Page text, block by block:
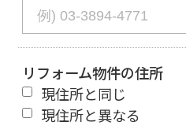
リフォーム物件の住所
現住所と同じ
現住所と異なる